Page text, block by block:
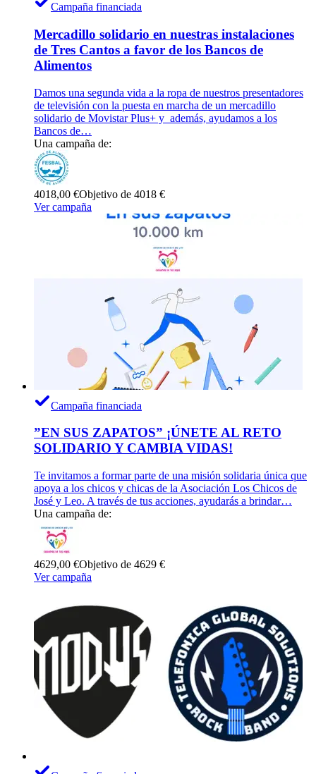
Campaña financiada
Mercadillo solidario en nuestras instalaciones
de Tres Cantos a favor de los Bancos de
Alimentos
Damos una segunda vida a la ropa de nuestros presentadores
de televisión con la puesta en marcha de un mercadillo
solidario de Movistar Plus+ y además, ayudamos a los
Bancos de…
Una campaña de:
4018,00 €Objetivo de 4018 €
Ver campaña
Campaña financiada
”EN SUS ZAPATOS” ¡ÚNETE AL RETO
SOLIDARIO Y CAMBIA VIDAS!
Te invitamos a formar parte de una misión solidaria única que
apoya a los chicos y chicas de la Asociación Los Chicos de
José y Leo. A través de tus acciones, ayudarás a brindar…
Una campaña de:
4629,00 €Objetivo de 4629 €
Ver campaña